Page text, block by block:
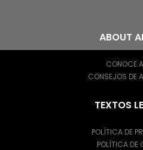
ABOUT
CONOCE
CONSEJOS DE
TEXTOS
POLÍTICA DE
POLÍTICA DE